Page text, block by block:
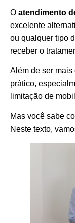
O atendimento
excelente
ou qualquer tipo
receber o
Além de ser mais
prático,
limitação de
Mas você sabe
Neste texto,